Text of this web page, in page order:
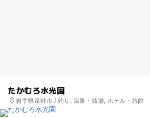
たかむろ水光園
岩手県遠野市 / 釣り, 温泉・銭湯, ホテル・旅館